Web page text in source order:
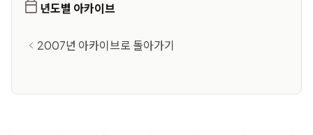
년도별 아카이브
2007년 아카이브로 돌아가기